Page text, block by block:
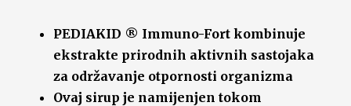
PEDIAKID ® Immuno-Fort kombinuje
ekstrakte prirodnih aktivnih sastojaka
za održavanje otpornosti organizma
Ovaj sirup je namijenjen tokom